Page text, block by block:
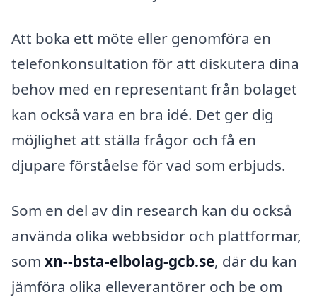
Att boka ett möte eller genomföra en
telefonkonsultation för att diskutera dina
behov med en representant från bolaget
kan också vara en bra idé. Det ger dig
möjlighet att ställa frågor och få en
djupare förståelse för vad som erbjuds.
Som en del av din research kan du också
använda olika webbsidor och plattformar,
som xn--bsta-elbolag-gcb.se, där du kan
jämföra olika elleverantörer och be om